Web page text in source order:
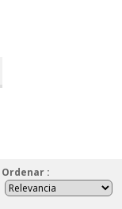
Ordenar :